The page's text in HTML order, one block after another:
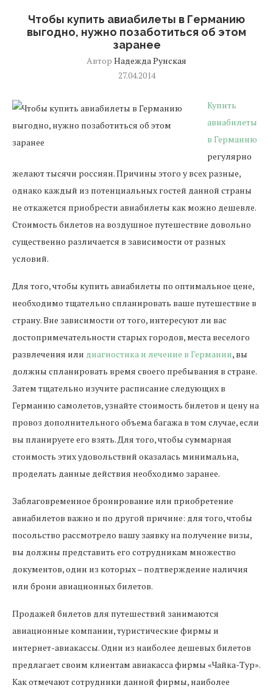
Чтобы купить авиабилеты в Германию
выгодно, нужно позаботиться об этом
заранее
Автор Надежда Рунская
27.04.2014
Купить
авиабилеты
в Германию
регулярно
желают тысячи россиян. Причины этого у всех разные,
однако каждый из потенциальных гостей данной страны
не откажется приобрести авиабилеты как можно дешевле.
Стоимость билетов на воздушное путешествие довольно
существенно различается в зависимости от разных
условий.
Для того, чтобы купить авиабилеты по оптимальное цене,
необходимо тщательно спланировать ваше путешествие в
страну. Вне зависимости от того, интересуют ли вас
достопримечательности старых городов, места веселого
развлечения или диагностика и лечение в Германии, вы
должны спланировать время своего пребывания в стране.
Затем тщательно изучите расписание следующих в
Германию самолетов, узнайте стоимость билетов и цену на
провоз дополнительного объема багажа в том случае, если
вы планируете его взять. Для того, чтобы суммарная
стоимость этих удовольствий оказалась минимальна,
проделать данные действия необходимо заранее.
Заблаговременное бронирование или приобретение
авиабилетов важно и по другой причине: для того, чтобы
посольство рассмотрело вашу заявку на получение визы,
вы должны представить его сотрудникам множество
документов, один из которых – подтверждение наличия
или брони авиационных билетов.
Продажей билетов для путешествий занимаются
авиационные компании, туристические фирмы и
интернет-авиакассы. Одни из наиболее дешевых билетов
предлагает своим клиентам авиакасса фирмы «Чайка-Тур».
Как отмечают сотрудники данной фирмы, наиболее